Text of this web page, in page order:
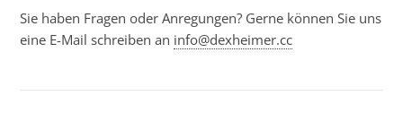
Sie haben Fragen oder Anregungen? Gerne können Sie uns
eine E-Mail schreiben an info@dexheimer.cc